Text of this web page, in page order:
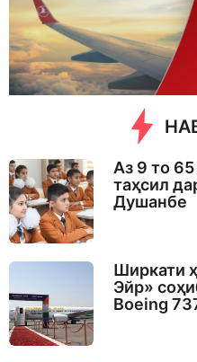
g
o
Аз 9 то
таҳсил
Душанбе
Ширкати
Эйр»
Boeing